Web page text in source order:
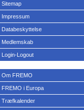
Sitemap
Impressum
Databeskyttelse
Medlemskab
Login-Logout
Om FREMO
FREMO i Europa
Træfkalender